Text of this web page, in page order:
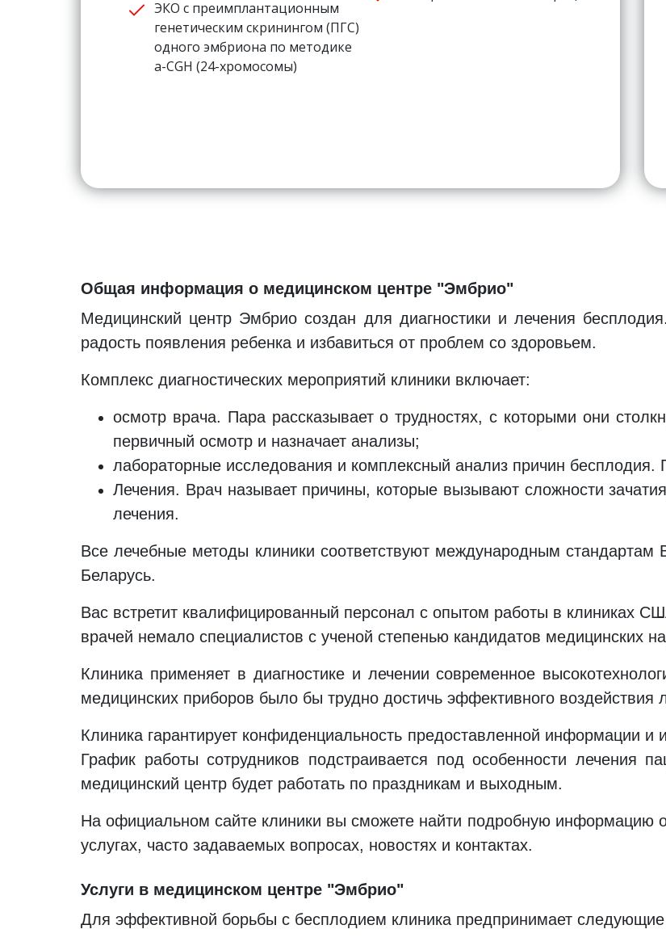
ЭКО с преимплантационным
генетическим скринингом (ПГС)
одного эмбриона по методике
a-CGH (24-хромосомы)
Общая информация о медицинском центре "Эмбрио"
Медицинский центр Эмбрио создан для диагностики и лечения
радость появления ребенка и избавиться от проблем со здоровьем.
Комплекс диагностических мероприятий клиники включает:
осмотр врача. Пара рассказывает о трудностях, с которыми они
первичный осмотр и назначает анализы;
лабораторные исследования и комплексный анализ причин бесплодия.
Лечения. Врач называет причины, которые вызывают сложности
лечения.
Все лечебные методы клиники соответствуют международным
Беларусь.
Вас встретит квалифицированный персонал с опытом работы в клиниках
врачей немало специалистов с ученой степенью кандидатов медицинских
Клиника применяет в диагностике и лечении современное
медицинских приборов было бы трудно достичь эффективного воздействия
Клиника гарантирует конфиденциальность предоставленной информации
График работы сотрудников подстраивается под особенности лечения
медицинский центр будет работать по праздникам и выходным.
На официальном сайте клиники вы сможете найти подробную информацию
услугах, часто задаваемых вопросах, новостях и контактах.
Услуги в медицинском центре "Эмбрио"
Для эффективной борьбы с бесплодием клиника предпринимает